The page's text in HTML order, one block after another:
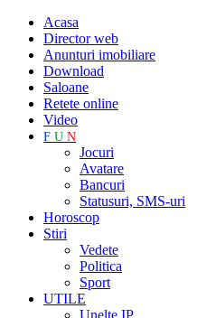
Acasa
Director web
Anunturi imobiliare
Download
Saloane
Retete online
Video
F U N
Jocuri
Avatare
Bancuri
Statusuri, SMS-uri
Horoscop
Stiri
Vedete
Politica
Sport
UTILE
Unelte IP